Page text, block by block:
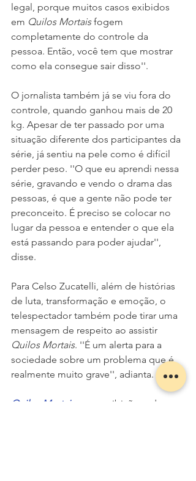
legal, porque muitos casos exibidos
em Quilos Mortais fogem
completamente do controle da
pessoa. Então, você tem que mostrar
como ela consegue sair disso''.
O jornalista também já se viu fora do
controle, quando ganhou mais de 20
kg. Apesar de ter passado por uma
situação diferente dos participantes da
série, já sentiu na pele como é difícil
perder peso. ''O que eu aprendi nessa
série, gravando e vendo o drama das
pessoas, é que a gente não pode ter
preconceito. É preciso se colocar no
lugar da pessoa e entender o que ela
está passando para poder ajudar'',
disse.
Para Celso Zucatelli, além de histórias
de luta, transformação e emoção, o
telespectador também pode tirar uma
mensagem de respeito ao assistir
Quilos Mortais. ''É um alerta para a
sociedade sobre um problema que é
realmente muito grave'', adianta.
Quilos Mortais
, com exibição toda